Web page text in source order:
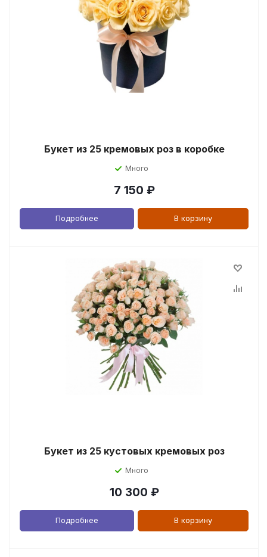
Букет из 25 кремовых роз в коробке
Много
7 150 ₽
Подробнее В корзину
Букет из 25 кустовых кремовых роз
Много
10 300 ₽
Подробнее В корзину